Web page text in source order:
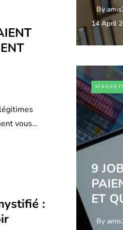
vous…
:
By
14 April
9
ET
By